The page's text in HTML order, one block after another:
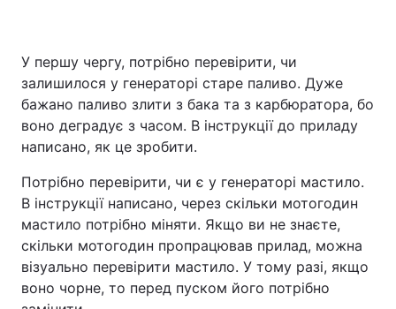
У першу чергу, потрібно перевірити, чи
залишилося у генераторі старе паливо. Дуже
бажано паливо злити з бака та з карбюратора, бо
воно деградує з часом. В інструкції до приладу
написано, як це зробити.
Потрібно перевірити, чи є у генераторі мастило.
В інструкції написано, через скільки мотогодин
мастило потрібно міняти. Якщо ви не знаєте,
скільки мотогодин пропрацював прилад, можна
візуально перевірити мастило. У тому разі, якщо
воно чорне, то перед пуском його потрібно